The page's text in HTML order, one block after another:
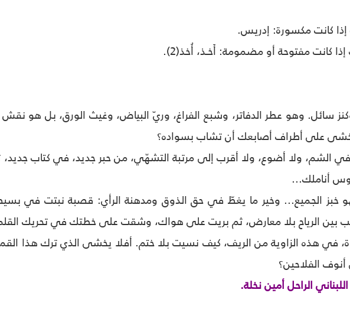
كانت مكسورة: إدريس.
كانت مفتوحة أو مضمومة: أَخـذ، أُخذ(2).
سائل. وهو عطر الدفاتر، وشبع الفراغ، وريّ البياض، وغيث الورق، بل هو
على أطراف أصابعك أن تشاب بسواده؟
ولا أضوع، ولا أقرب إلى مرتبة التشهّي، من حبر جديد، في كتاب جديد،
أناملك...
خبز الجميع... وخير ما يغطّ في حق الذوق ومدهنة الرأي: قصبة نبتت في
بين الرياح بلا معارض، ثم بريت على هواك، وشقت على خطتك في تحريك
في هذه الزاوية من الريف، كيف نسيت بلا ختم. أفلا يخشى الذي ترك هذا
أنوف الفلاحين؟
الراحل أمين نخلة.